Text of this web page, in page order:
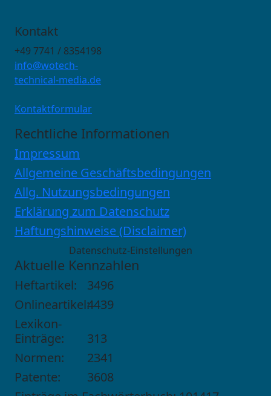
Kontakt
+49 7741 / 8354198
info@wotech-
technical-media.de
Kontaktformular
Rechtliche Informationen
Impressum
Allgemeine Geschäftsbedingungen
Allg. Nutzungsbedingungen
Erklärung zum Datenschutz
Haftungshinweise (Disclaimer)
Datenschutz-Einstellungen
Aktuelle Kennzahlen
Heftartikel:
3496
Onlineartikel:4439
Lexikon-
Einträge:
313
Normen:
2341
Patente:
3608